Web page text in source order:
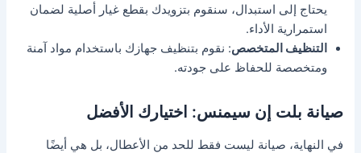
يحتاج إلى استبدال، سنقوم بتزويدك بقطع غيار أصلية لضمان
استمرارية الأداء.
التنظيف المتخصص: نقوم بتنظيف جهازك باستخدام مواد آمنة
ومتخصصة للحفاظ على جودته.
صيانة بلت إن سيمنس: اختيارك الأفضل
في النهاية، صيانة ليست فقط للحد من الأعطال، بل هي أيضًا